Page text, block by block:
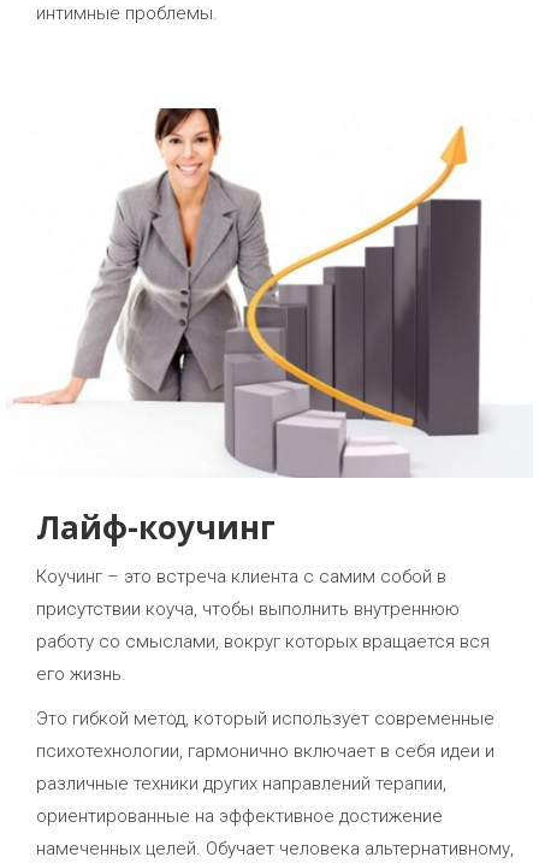
интимные проблемы.
Лайф-коучинг
Коучинг – это встреча клиента с самим собой в
присутствии коуча, чтобы выполнить внутреннюю
работу со смыслами, вокруг которых вращается вся
его жизнь.
Это гибкой метод, который использует современные
психотехнологии, гармонично включает в себя идеи и
различные техники других направлений терапии,
ориентированные на эффективное достижение
намеченных целей. Обучает человека альтернативному,